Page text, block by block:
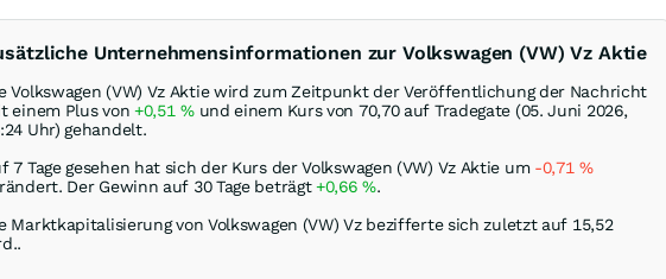
Unternehmensinformationen zur Volkswagen (VW) Vz Aktie
Volkswagen (VW) Vz Aktie wird zum Zeitpunkt der Veröffentlichung der Nachricht
einem Plus von +0,51%und einem Kurs von 70,70 auf Tradegate (05. Juni 2026,
Uhr) gehandelt.
7 Tage gesehen hat sich der Kurs der Volkswagen (VW) Vz Aktie um -0,71%
Der Gewinn auf 30 Tage beträgt+0,66%.
Marktkapitalisierung von Volkswagen (VW) Vz bezifferte sich zuletzt auf 15,52